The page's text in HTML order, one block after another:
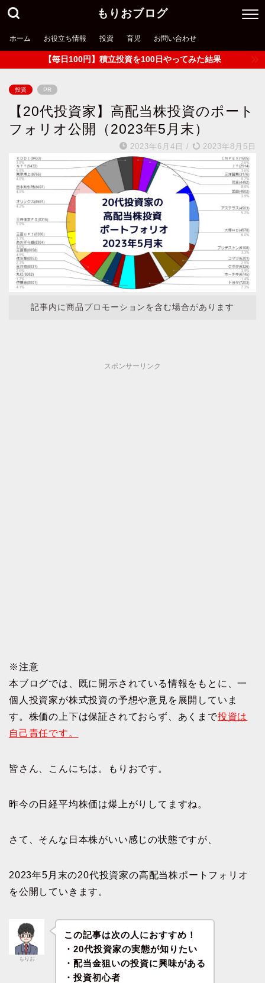
もりおブログ
ホーム お役立ち情報 投資 育児 お問い合わせ
【毎日100円】積立投資を100日やってみた結果
投資 PR
【20代投資家】高配当株投資のポート
フォリオ公開（2023年5月末）
2023年6月4日 / 2023年8月5日
記事内に商品プロモーションを含む場合があります
スポンサーリンク
※注意
本ブログでは、既に開示されている情報をもとに、一
個人投資家が株式投資の予想や意見を展開していま
す。株価の上下は保証されておらず、あくまで投資は
自己責任です。
皆さん、こんにちは。もりおです。
昨今の日経平均株価は爆上がりしてますね。
さて、そんな日本株がいい感じの状態ですが、
2023年5月末の20代投資家の高配当株ポートフォリオ
を公開していきます。
もりお
この記事は次の人におすすめ！
・20代投資家の実態が知りたい
・配当金狙いの投資に興味がある
・投資初心者